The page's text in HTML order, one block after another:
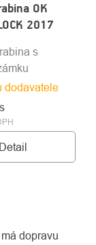
OK
2017
dodavatele
Detail
s
dopravu